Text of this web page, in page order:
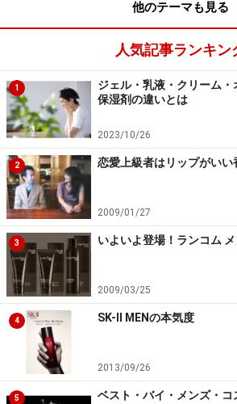
他のテーマも見る
人気記事ランキン
1
ジェル・乳液・クリーム・
保湿剤の違いとは
2023/10/26
2 恋愛上級者はリップがいい
2009/01/27
3 いよいよ登場！ランコム
2009/03/25
4 SK-II MENの本気度
2013/09/26
5 ベスト・バイ・メンズ・コ